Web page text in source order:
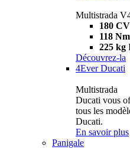
Multistrada
180 CV
118 Nm
225 kg
Découvrez-la
4Ever Ducati
Multistrada
Ducati vous
tous les
Ducati.
En savoir plus
Panigale